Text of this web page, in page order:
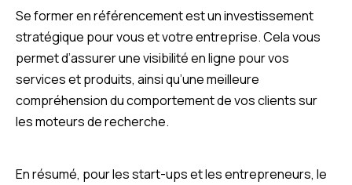
Se former en référencement est un investissement
stratégique pour vous et votre entreprise. Cela vous
permet d’assurer une visibilité en ligne pour vos
services et produits, ainsi qu’une meilleure
compréhension du comportement de vos clients sur
les moteurs de recherche.
En résumé, pour les start-ups et les entrepreneurs, le